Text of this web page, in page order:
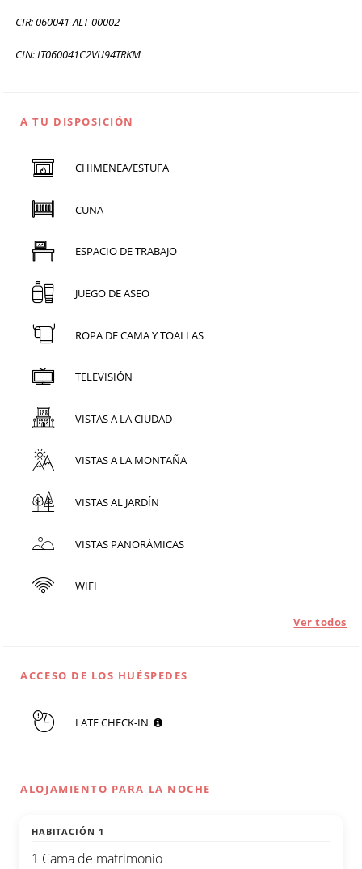
CIR: 060041-ALT-00002
CIN: IT060041C2VU94TRKM
A TU DISPOSICIÓN
CHIMENEA/ESTUFA
CUNA
ESPACIO DE TRABAJO
JUEGO DE ASEO
ROPA DE CAMA Y TOALLAS
TELEVISIÓN
VISTAS A LA CIUDAD
VISTAS A LA MONTAÑA
VISTAS AL JARDÍN
VISTAS PANORÁMICAS
WIFI
Ver todos
ACCESO DE LOS HUÉSPEDES
LATE CHECK-IN
ALOJAMIENTO PARA LA NOCHE
HABITACIÓN 1
1 Cama de matrimonio